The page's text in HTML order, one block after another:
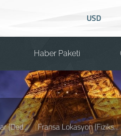
USD
Haber Paketi
(Ded... Fransa Lokasyon (Fiziks...